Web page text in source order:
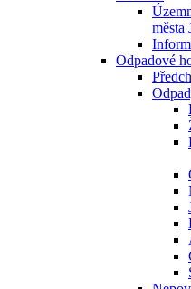
města
Odpadové